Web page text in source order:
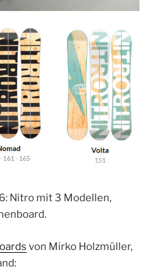
Nitro mit 3 Modellen,
von Mirko Holzmüller,